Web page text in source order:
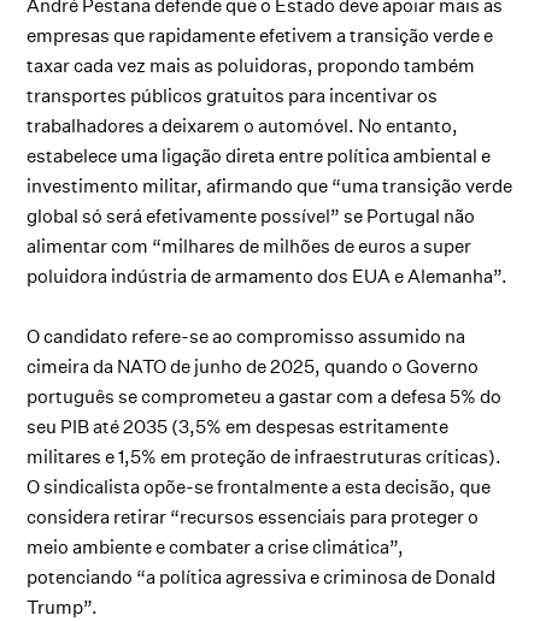
André Pestana defende que o Estado deve apoiar mais as
empresas que rapidamente efetivem a transição verde e
taxar cada vez mais as poluidoras, propondo também
transportes públicos gratuitos para incentivar os
trabalhadores a deixarem o automóvel. No entanto,
estabelece uma ligação direta entre política ambiental e
investimento militar, afirmando que “uma transição verde
global só será efetivamente possível” se Portugal não
alimentar com “milhares de milhões de euros a super
poluidora indústria de armamento dos EUA e Alemanha”.
O candidato refere-se ao compromisso assumido na
cimeira da NATO de junho de 2025, quando o Governo
português se comprometeu a gastar com a defesa 5% do
seu PIB até 2035 (3,5% em despesas estritamente
militares e 1,5% em proteção de infraestruturas críticas).
O sindicalista opõe-se frontalmente a esta decisão, que
considera retirar “recursos essenciais para proteger o
meio ambiente e combater a crise climática”,
potenciando “a política agressiva e criminosa de Donald
Trump”.